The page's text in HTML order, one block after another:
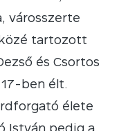
városszerte
tartozott
és Csortos
ben élt.
élete
István pedig a